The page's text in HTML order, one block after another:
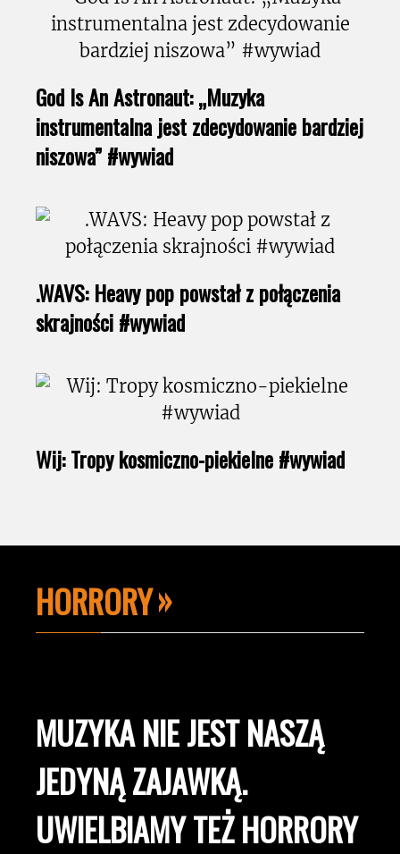
God Is An Astronaut: „Muzyka
instrumentalna jest zdecydowanie bardziej
niszowa” #wywiad
.WAVS: Heavy pop powstał z połączenia
skrajności #wywiad
Wij: Tropy kosmiczno-piekielne #wywiad
HORRORY
MUZYKA NIE JEST NASZĄ
JEDYNĄ ZAJAWKĄ.
UWIELBIAMY TEŻ HORRORY